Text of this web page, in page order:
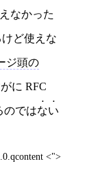
なかった
ど使えな
ジ頭の
に RFC
のではない
<">